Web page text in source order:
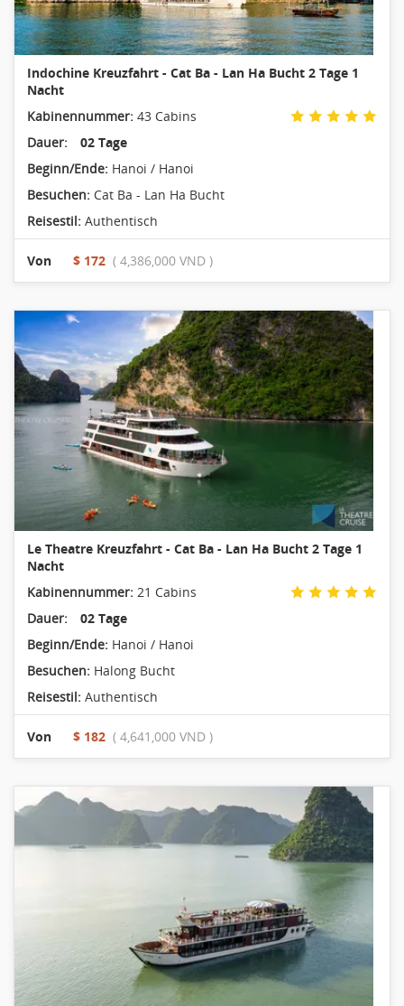
Indochine Kreuzfahrt - Cat Ba - Lan Ha Bucht 2 Tage 1
Nacht
Kabinennummer: 43 Cabins
Dauer:
02 Tage
Beginn/Ende: Hanoi / Hanoi
Besuchen: Cat Ba - Lan Ha Bucht
Reisestil: Authentisch
Von $ 172 ( 4,386,000 VND )
Le Theatre Kreuzfahrt - Cat Ba - Lan Ha Bucht 2 Tage 1
Nacht
Kabinennummer: 21 Cabins
Dauer:
02 Tage
Beginn/Ende: Hanoi / Hanoi
Besuchen: Halong Bucht
Reisestil: Authentisch
Von $ 182 ( 4,641,000 VND )